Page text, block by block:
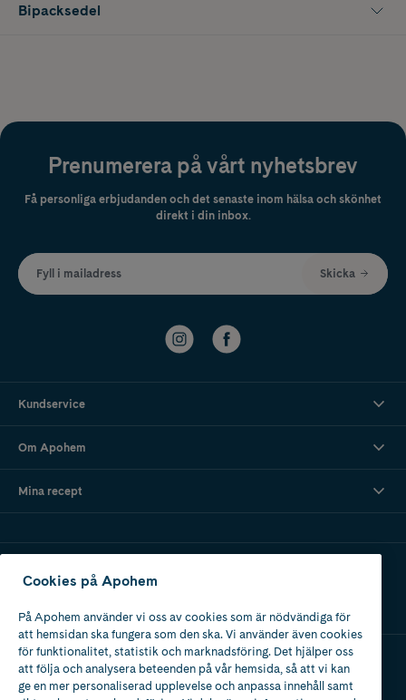
Bipacksedel
Prenumerera på vårt nyhetsbrev
Få personliga erbjudanden och det senaste inom hälsa och skönhet
direkt i din inbox.
Fyll i mailadress Skicka
Kundservice
Om Apohem
Mina recept
Apotek med tillstånd
av Läkemedelsverket
Cookies på Apohem
På Apohem använder vi oss av cookies som är nödvändiga för
att hemsidan ska fungera som den ska. Vi använder även cookies
för funktionalitet, statistik och marknadsföring. Det hjälper oss
att följa och analysera beteenden på vår hemsida, så att vi kan
ge en mer personaliserad upplevelse och anpassa innehåll samt